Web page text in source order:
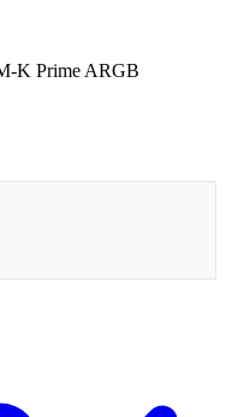
K Prime ARGB